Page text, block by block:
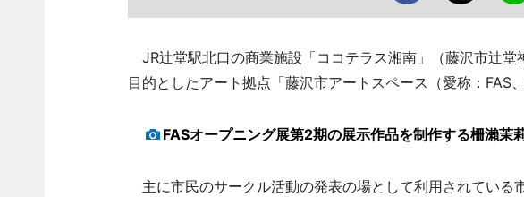
JR辻堂駅北口の商業施設「ココテラス湘南」（藤沢市辻
目的としたアート拠点「藤沢市アートスペース（愛称：FAS
FASオープニング展第2期の展示作品を制作する柵瀨茉
主に市民のサークル活動の発表の場として利用されている